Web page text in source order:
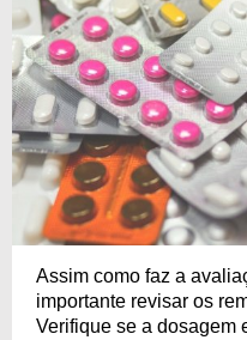
Assim como faz a
importante revisar os
Verifique se a dosagem